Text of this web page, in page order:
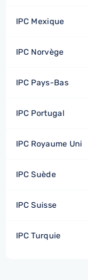
IPC Mexique
IPC Norvège
IPC Pays-Bas
IPC Portugal
IPC Royaume Uni
IPC Suède
IPC Suisse
IPC Turquie